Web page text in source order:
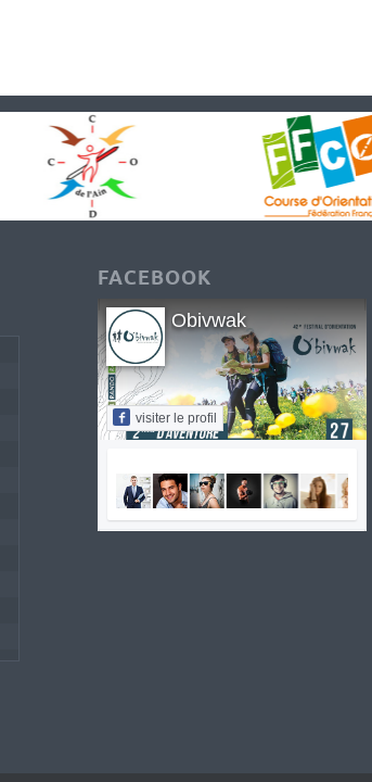
FACEBOOK
Obivwak
visiter le profil